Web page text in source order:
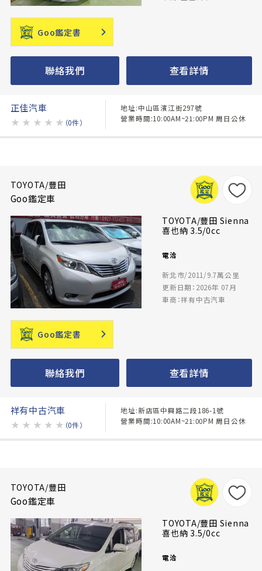
Goo鑑定書
聯絡我們 查看詳情
正佳汽車
★ ★ ★ ★ ★ （0件）
地址:中山區濱江街297號
營業時間:10:00AM~21:00PM 周日公休
TOYOTA/豐田
Goo鑑定車
TOYOTA/豐田 Sienna
喜也納 3.5/0cc
電洽
新北市/2011/9.7萬公里
更新日期：2026年 07月
車商：祥有中古汽車
Goo鑑定書
聯絡我們 查看詳情
祥有中古汽車
★ ★ ★ ★ ★ （0件）
地址:新店區中興路二段186-1號
營業時間:10:00AM~21:00PM 周日公休
TOYOTA/豐田
Goo鑑定車
TOYOTA/豐田 Sienna
喜也納 3.5/0cc
電洽